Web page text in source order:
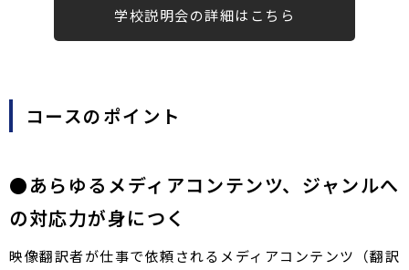
学校説明会の詳細はこちら​
コースのポイント​​
●あらゆるメディアコンテンツ、ジャンルへ
の対応力が身につく
映像翻訳者が仕事で依頼されるメディアコンテンツ（翻訳